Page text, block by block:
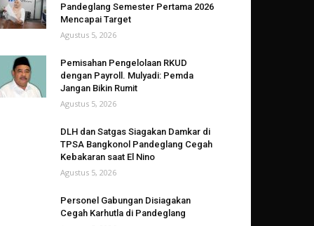
Pandeglang Semester Pertama 2026
Mencapai Target
Agustus 5, 2026
Pemisahan Pengelolaan RKUD
dengan Payroll. Mulyadi: Pemda
Jangan Bikin Rumit
Agustus 5, 2026
DLH dan Satgas Siagakan Damkar di
TPSA Bangkonol Pandeglang Cegah
Kebakaran saat El Nino
Agustus 5, 2026
Personel Gabungan Disiagakan
Cegah Karhutla di Pandeglang